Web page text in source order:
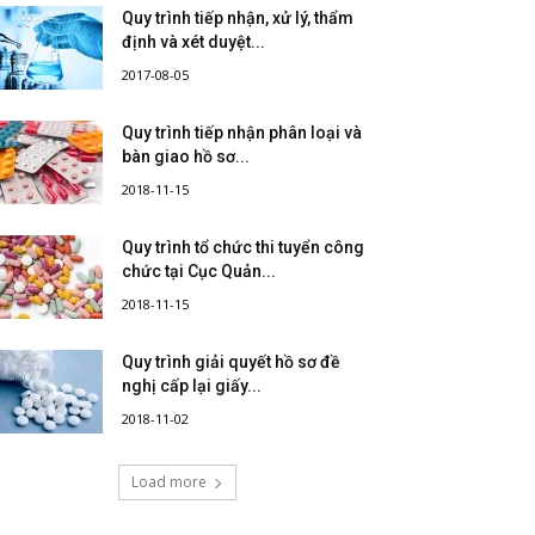
Quy trình tiếp nhận, xử lý, thẩm
định và xét duyệt...
2017-08-05
Quy trình tiếp nhận phân loại và
bàn giao hồ sơ...
2018-11-15
Quy trình tổ chức thi tuyển công
chức tại Cục Quản...
2018-11-15
Quy trình giải quyết hồ sơ đề
nghị cấp lại giấy...
2018-11-02
Load more